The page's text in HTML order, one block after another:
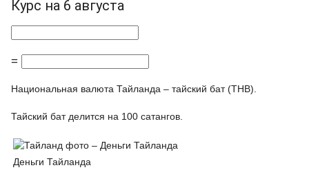
Курс на 6 августа
=
Национальная валюта Тайланда – тайский бат (THB).
Тайский бат делится на 100 сатангов.
Деньги Тайланда